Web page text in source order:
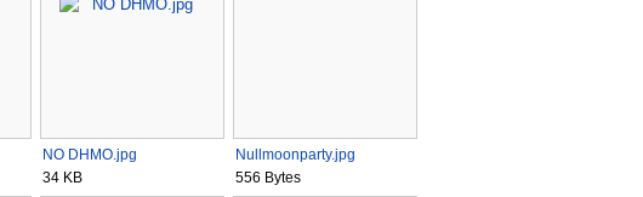
NO DHMO.jpg
34 KB
Nullmoonparty.jpg
556 Bytes